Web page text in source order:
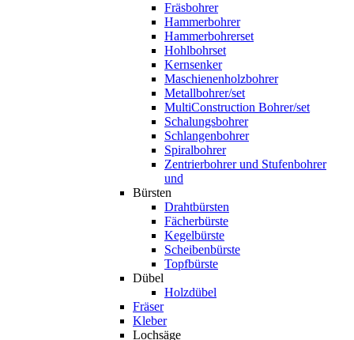
Fräsbohrer
Hammerbohrer
Hammerbohrerset
Hohlbohrset
Kernsenker
Maschienenholzbohrer
Metallbohrer/set
MultiConstruction Bohrer/set
Schalungsbohrer
Schlangenbohrer
Spiralbohrer
Zentrierbohrer und Stufenbohrer
und
Bürsten
Drahtbürsten
Fächerbürste
Kegelbürste
Scheibenbürste
Topfbürste
Dübel
Holzdübel
Fräser
Kleber
Lochsäge